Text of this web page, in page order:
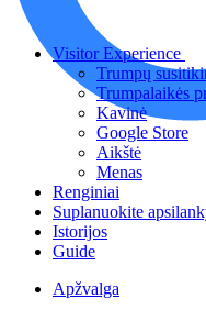
Visitor Experience
Trumpų
Trumpalaikės
Kavinė
Google Store
Aikštė
Menas
Renginiai
Suplanuokite
Istorijos
Guide
Apžvalga